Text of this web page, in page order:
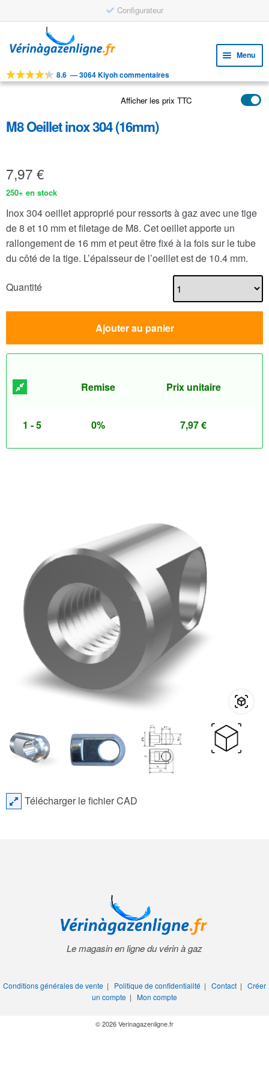
Configurateur
à
navigation
au
Menu
OUTILS
le
menu
APPLICATIONS
FAQ
8.6 —3064 Kiyoh commentaires
Afficher les prix TTC
M8 Oeillet inox 304 (16mm)
7,97 €
250+ en stock
Inox 304 oeillet approprié pour ressorts à gaz avec une tige
de 8 et 10 mm et filetage de M8. Cet oeillet apporte un
rallongement de 16 mm et peut être fixé à la fois sur le tube
du côté de la tige. L’épaisseur de l’oeillet est de 10.4 mm.
Quantité
Ajouter au panier
Remise Prix unitaire
1 - 5 0% 7,97€
Télécharger le fichier CAD
Le magasin en ligne du vérin à gaz
Conditions générales de vente | Politique de confidentialité | Contact | Créer
un compte | Mon compte
© 2026 Verinagazenligne.fr